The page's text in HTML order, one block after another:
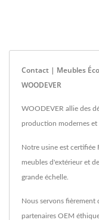
Contact | Meubles
WOODEVER
WOODEVER allie des
production modernes et
Notre usine est certifiée
meubles d'extérieur et
grande échelle.
Nous servons fièrement
partenaires OEM